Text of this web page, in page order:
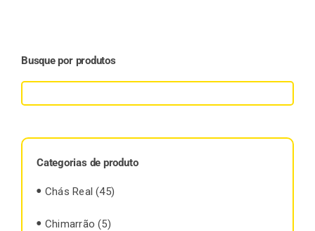
Busque por produtos
Categorias de produto
Chás Real (45)
Chimarrão (5)